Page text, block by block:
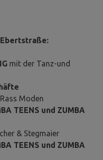
Ebertstraße:
mit der Tanz-und
Moden
TEENS und ZUMBA
& Stegmaier
TEENS und ZUMBA